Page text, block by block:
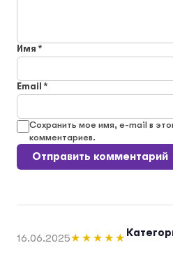
Сохранить мое имя, e-mail в
комментариев.
Имя *
Email *
16.06.2025★★★★★